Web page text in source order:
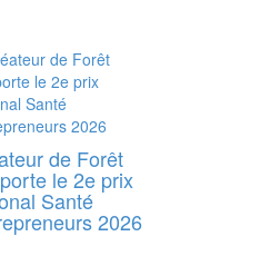
de Forêt
le 2e prix
Santé
2026